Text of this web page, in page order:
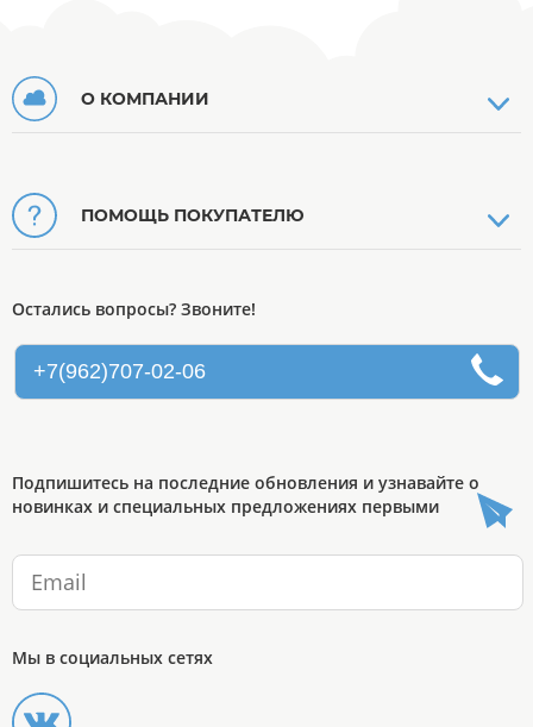
О КОМПАНИИ
ПОМОЩЬ ПОКУПАТЕЛЮ
Остались вопросы? Звоните!
+7(962)707-02-06
Подпишитесь на последние обновления и узнавайте о
новинках и специальных предложениях первыми
Мы в социальных сетях